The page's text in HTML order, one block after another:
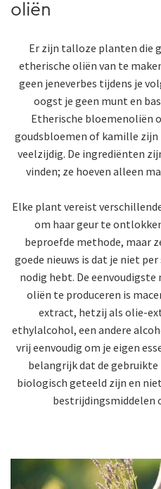
oliën
Er zijn talloze planten die
etherische oliën van te
geen jeneverbes tijdens je
oogst je geen munt en
Etherische bloemenoliën
goudsbloemen of kamille zijn
veelzijdig. De ingrediënten
vinden; ze hoeven alleen
Elke plant vereist
om haar geur te
beproefde methode, maar
goede nieuws is dat je niet
nodig hebt. De
oliën te produceren is
extract, hetzij als olie-
ethylalcohol, een andere
vrij eenvoudig om je eigen
belangrijk dat de
biologisch geteeld zijn en
bestrijdingsmiddelen